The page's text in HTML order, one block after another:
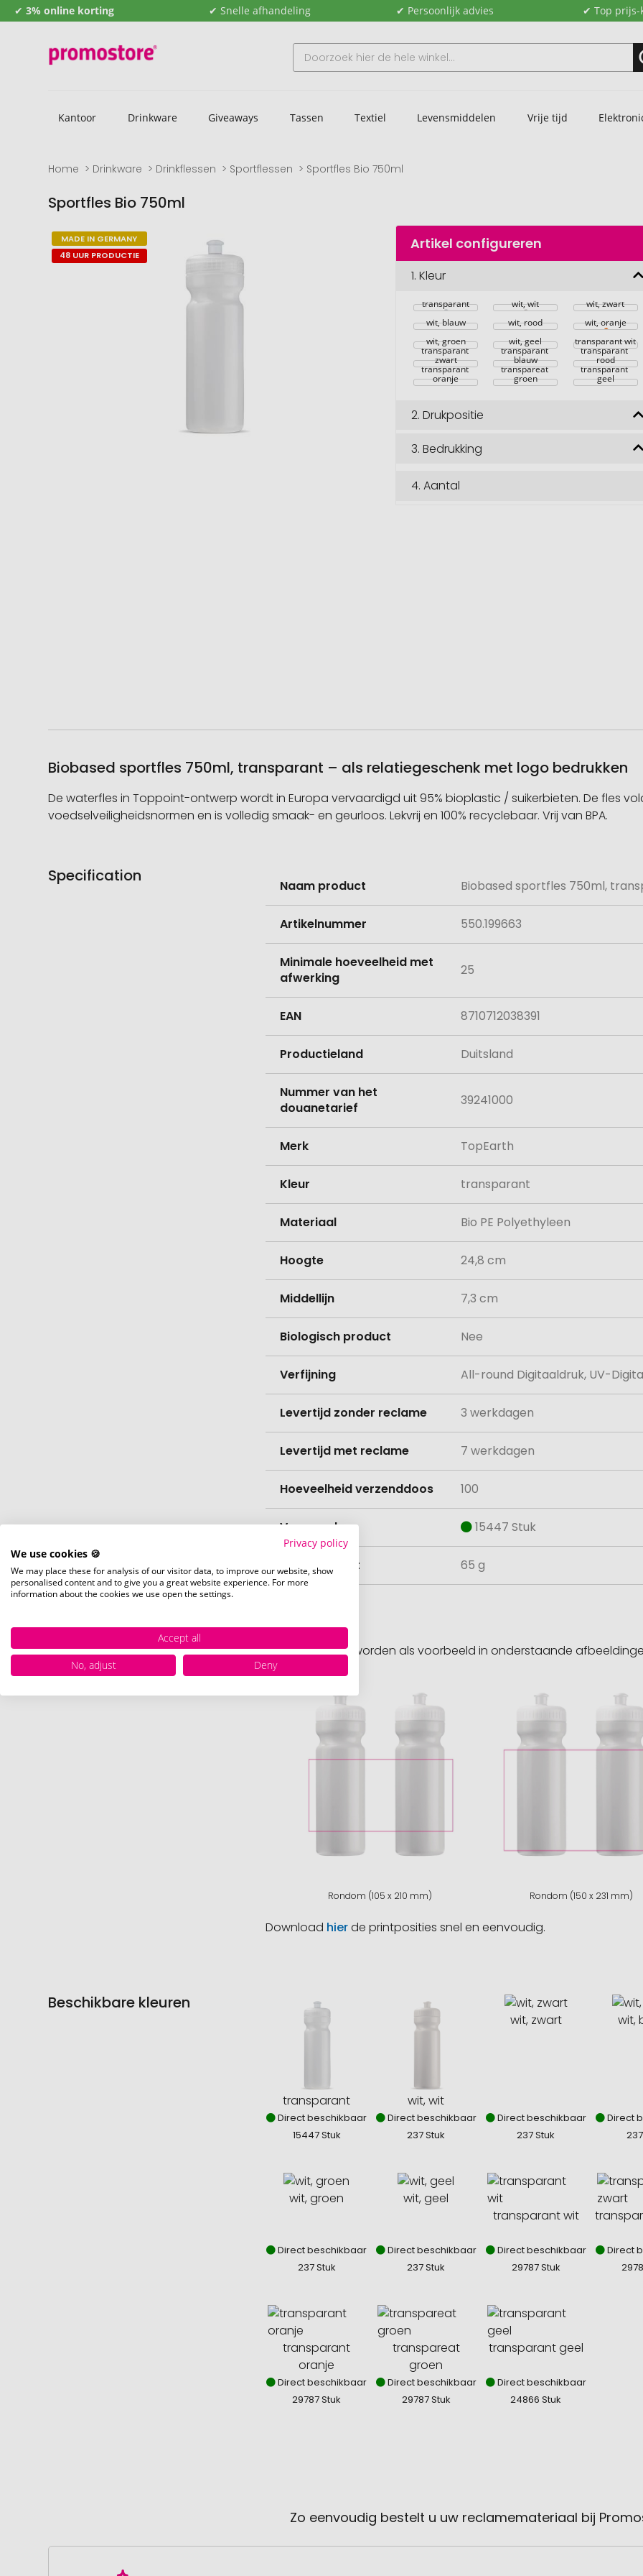
✔ 3% online korting ✔ Snelle afhandeling ✔ Persoonlijk advies ✔ Top
Kantoor Drinkware Giveaways Tassen Textiel Levensmiddelen Vrije tijd
Home Drinkware Drinkflessen Sportflessen Sportfles Bio 750ml
Sportfles Bio 750ml
Naar
het
einde
Naar
het
begin
MADE IN GERMANY
48 UUR PRODUCTIE
Artikel configureren
1.Kleur
transparant wit, wit
wit, zwart
wit, blauw
wit, rood
wit, oranje
wit, groen
wit, geel transparant wit
transparant
zwart
transparant
blauw
transparant
rood
transparant
oranje
transpareat
groen
transparant
geel
2.Drukpositie
3.Bedrukking
4.Aantal
Biobased sportfles 750ml, transparant – als relatiegeschenk met logo bedrukken
De waterfles in Toppoint-ontwerp wordt in Europa vervaardigd uit 95% bioplastic / suikerbieten. De fles
voedselveiligheidsnormen en is volledig smaak- en geurloos. Lekvrij en 100% recyclebaar. Vrij van BPA.
Specification
informatie
Naam product Biobased sportfles 750ml,
Artikelnummer 550.199663
Minimale hoeveelheid met
afwerking
25
EAN 8710712038391
Productieland Duitsland
Nummer van het
douanetarief
39241000
Merk TopEarth
Kleur transparant
Materiaal Bio PE Polyethyleen
Hoogte 24,8 cm
Middellijn 7,3 cm
Biologisch product Nee
Verfijning All-round Digitaaldruk, UV-
Levertijd zonder reclame 3 werkdagen
Levertijd met reclame 7 werkdagen
Hoeveelheid verzenddoos 100
Voorraad 15447 Stuk
Nettogewicht 65 g
Drukpositie De drukposities worden als voorbeeld in onderstaande
Rondom (105 x 210 mm) Rondom (150 x 231 mm)
Download hierde printposities snel en eenvoudig.
Beschikbare kleuren
transparant
Direct beschikbaar
15447 Stuk
wit, wit
Direct beschikbaar
237 Stuk
wit, zwart
Direct beschikbaar
237 Stuk
wit,
Direct
wit, groen
Direct beschikbaar
237 Stuk
wit, geel
Direct beschikbaar
237 Stuk
transparant wit
Direct beschikbaar
29787 Stuk
Direct
transparant
oranje
Direct beschikbaar
29787 Stuk
transpareat
groen
Direct beschikbaar
29787 Stuk
transparant geel
Direct beschikbaar
24866 Stuk
Zo eenvoudig bestelt u uw reclamemateriaal bij
Privacy policy
We use cookies 🍪
We may place these for analysis of our visitor data, to improve our website, show
personalised content and to give you a great website experience. For more
information about the cookies we use open the settings.
Accept all
No, adjust
Deny